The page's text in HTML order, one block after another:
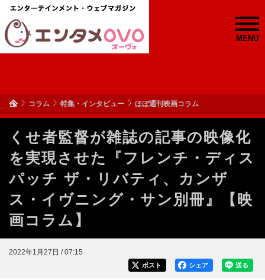
MENU
コラム 特集・インタビュー ほぼ週刊映画コラム
くせ者監督が雑誌の記事の映像化
を実現させた『フレンチ・ディス
パッチ ザ・リバティ、カンザ
ス・イヴニング・サン別冊』【映
画コラム】
2022年1月27日 / 07:15
送る
シェア
ポスト